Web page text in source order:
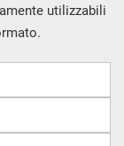
utilizzabili